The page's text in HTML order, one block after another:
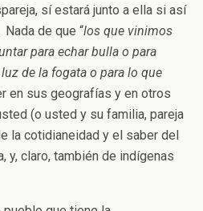
sí estará junto a ella si así
de que “los que vinimos
para echar bulla o para
de la fogata o para lo que
en sus geografías y en otros
(o usted y su familia, pareja
la cotidianeidad y el saber del
y, claro, también de indígenas